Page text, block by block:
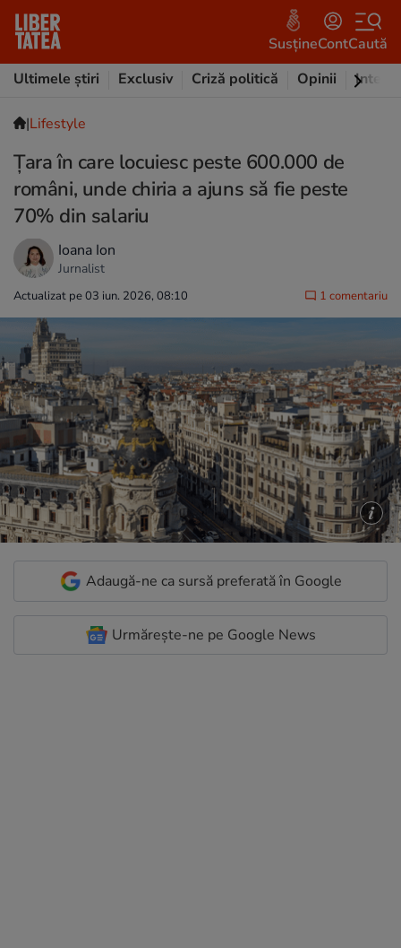
SusțineContCaută
Ultimele știri
Exclusiv Criză politică Opinii
|Lifestyle
Țara în care locuiesc peste 600.000 de
români, unde chiria a ajuns să fie peste
70% din salariu
Ioana Ion
Jurnalist
Actualizat pe 03 iun. 2026, 08:10 1 comentariu
Adaugă-ne ca sursă preferată în Google
Urmărește-ne pe Google News